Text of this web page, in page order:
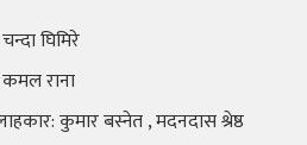
घिमिरे
राना
कुमार बस्नेत , मदनदास श्रेष्ठ